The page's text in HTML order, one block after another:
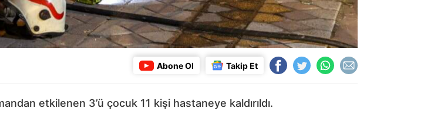
Abone Ol Takip Et
etkilenen 3’ü çocuk 11 kişi hastaneye kaldırıldı.